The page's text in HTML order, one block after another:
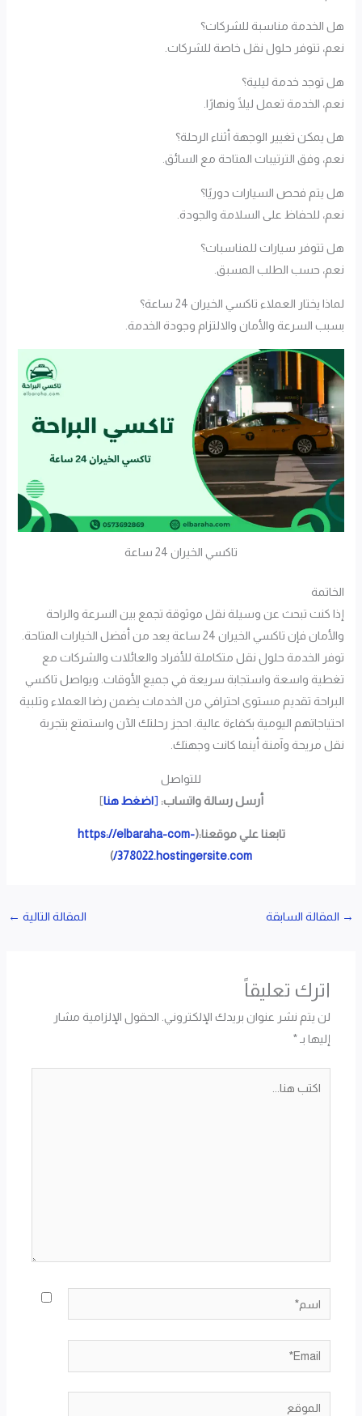
هل الخدمة مناسبة للشركات؟
نعم، تتوفر حلول نقل خاصة للشركات.
هل توجد خدمة ليلية؟
نعم، الخدمة تعمل ليلًا ونهارًا.
هل يمكن تغيير الوجهة أثناء الرحلة؟
نعم، وفق الترتيبات المتاحة مع السائق.
هل يتم فحص السيارات دوريًا؟
نعم، للحفاظ على السلامة والجودة.
هل تتوفر سيارات للمناسبات؟
نعم، حسب الطلب المسبق.
لماذا يختار العملاء تاكسي الخيران 24 ساعة؟
بسبب السرعة والأمان والالتزام وجودة الخدمة.
تاكسي الخيران 24 ساعة
الخاتمة
إذا كنت تبحث عن وسيلة نقل موثوقة تجمع بين السرعة والراحة
والأمان فإن تاكسي الخيران 24 ساعة يعد من أفضل الخيارات المتاحة.
توفر الخدمة حلول نقل متكاملة للأفراد والعائلات والشركات مع
تغطية واسعة واستجابة سريعة في جميع الأوقات. ويواصل تاكسي
البراحة تقديم مستوى احترافي من الخدمات يضمن رضا العملاء وتلبية
احتياجاتهم اليومية بكفاءة عالية. احجز رحلتك الآن واستمتع بتجربة
نقل مريحة وآمنة أينما كانت وجهتك.
للتواصل
أرسل رسالة واتساب: [اضغط هنا]
تابعنا علي موقعنا:(https://elbaraha-com-
378022.hostingersite.com/
)
→ المقالة السابقة المقالة التالية ←
اترك تعليقاً
لن يتم نشر عنوان بريدك الإلكتروني. الحقول الإلزامية مشار
إليها بـ*
اسم*
Email*
الموقع